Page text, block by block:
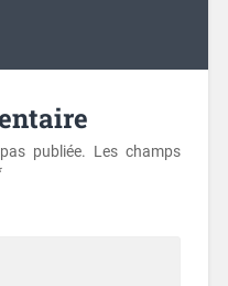
publiée. Les champs